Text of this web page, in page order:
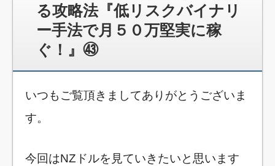
る攻略法『低リスクバイナリ
ー手法で月５０万堅実に稼
ぐ！』㊸
いつもご覧頂きましてありがとうございま
す。
今回はNZドルを見ていきたいと思います